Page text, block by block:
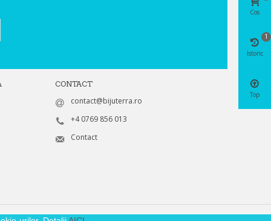
CONTACT
contact@bijuterra.ro
+4 0769 856 013
Contact
Cos
Istoric
1
Top